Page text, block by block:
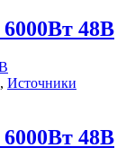
48В
, Источники
48В